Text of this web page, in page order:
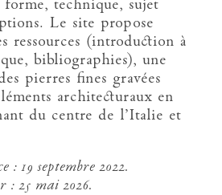
forme, technique, sujet
Le site propose
ressources (introduction à
bibliographies), une
pierres fines gravées
architecturaux en
du centre de l’Italie et
:19 septembre 2022.
:25 mai 2026.